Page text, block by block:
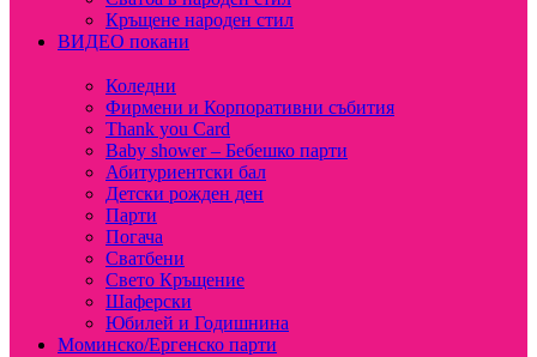
Кръщене народен стил
ВИДЕО покани
Коледни
Фирмени и Корпоративни събития
Thank you Card
Baby shower – Бебешко парти
Абитуриентски бал
Детски рожден ден
Парти
Погача
Сватбени
Свето Кръщение
Шаферски
Юбилей и Годишнина
Моминско/Ергенско парти